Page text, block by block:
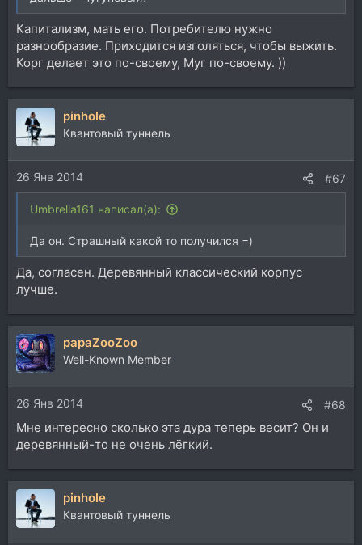
Капитализм, мать его. Потребителю нужно
разнообразие. Приходится изголяться, чтобы выжить.
Корг делает это по-своему, Муг по-своему. ))
pinhole
Квантовый туннель
26 Янв 2014 #67
Umbrella161 написал(а):
Да он. Страшный какой то получился =)
Да, согласен. Деревянный классический корпус
лучше.
papaZooZoo
Well-Known Member
26 Янв 2014 #68
Мне интересно сколько эта дура теперь весит? Он и
деревянный-то не очень лёгкий.
pinhole
Квантовый туннель